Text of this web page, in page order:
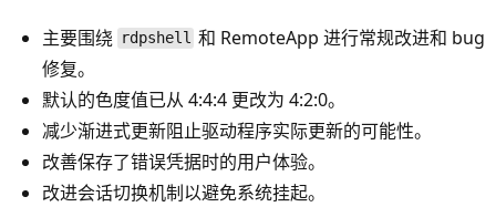
主要围绕
rdpshell 和 RemoteApp 进行常规改进和 bug
修复。
默认的色度值已从 4:4:4 更改为 4:2:0。
减少渐进式更新阻止驱动程序实际更新的可能性。
改善保存了错误凭据时的用户体验。
改进会话切换机制以避免系统挂起。